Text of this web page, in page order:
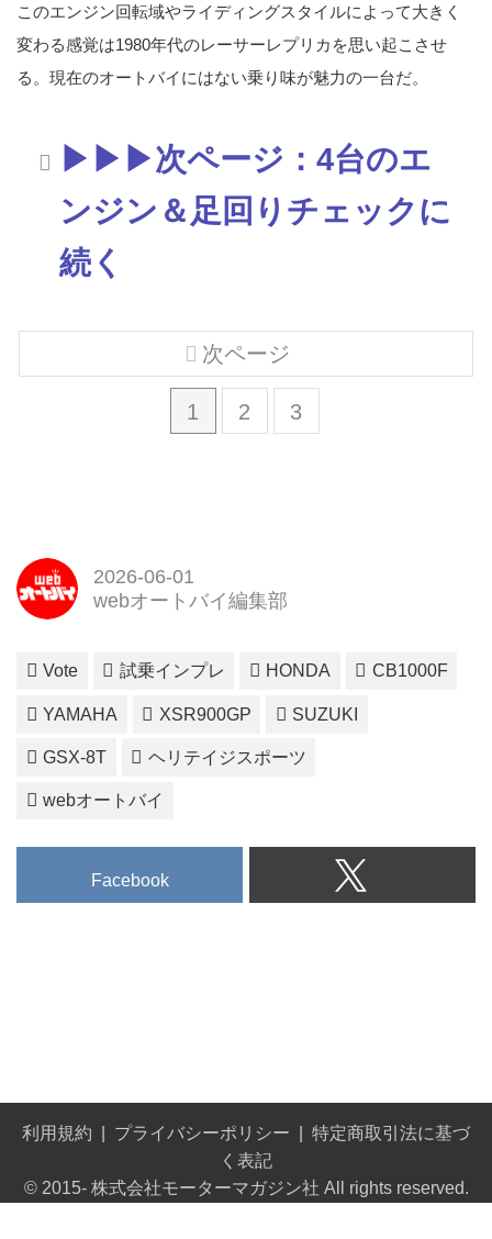
このエンジン回転域やライディングスタイルによって大きく
変わる感覚は1980年代のレーサーレプリカを思い起こさせ
る。現在のオートバイにはない乗り味が魅力の一台だ。
▶▶▶次ページ：4台のエ
ンジン＆足回りチェックに
続く
1 2 3
次ページ
2026-06-01
webオートバイ編集部
Vote 試乗インプレ HONDA CB1000F
YAMAHA XSR900GP SUZUKI
GSX-8T ヘリテイジスポーツ
webオートバイ
Facebook
利用規約 プライバシーポリシー
特定商取引法に基づ
く表記
© 2015- 株式会社モーターマガジン社 All rights reserved.